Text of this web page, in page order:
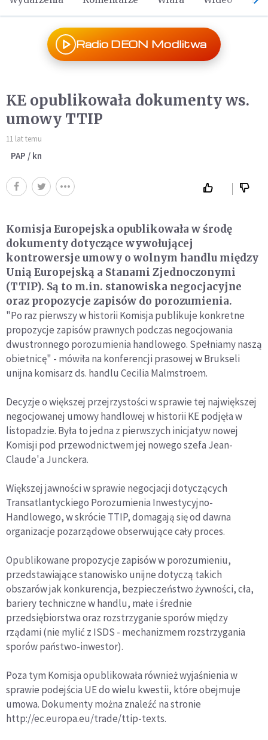
Radio DEON Modlitwa
KE opublikowała dokumenty ws.
umowy TTIP
11 lat temu
PAP / kn
Komisja Europejska opublikowała w środę
dokumenty dotyczące wywołującej
kontrowersje umowy o wolnym handlu między
Unią Europejską a Stanami Zjednoczonymi
(TTIP). Są to m.in. stanowiska negocjacyjne
oraz propozycje zapisów do porozumienia.
"Po raz pierwszy w historii Komisja publikuje konkretne
propozycje zapisów prawnych podczas negocjowania
dwustronnego porozumienia handlowego. Spełniamy naszą
obietnicę" - mówiła na konferencji prasowej w Brukseli
unijna komisarz ds. handlu Cecilia Malmstroem.
Decyzje o większej przejrzystości w sprawie tej największej
negocjowanej umowy handlowej w historii KE podjęła w
listopadzie. Była to jedna z pierwszych inicjatyw nowej
Komisji pod przewodnictwem jej nowego szefa Jean-
Claude'a Junckera.
Większej jawności w sprawie negocjacji dotyczących
Transatlantyckiego Porozumienia Inwestycyjno-
Handlowego, w skrócie TTIP, domagają się od dawna
organizacje pozarządowe obserwujące cały proces.
Opublikowane propozycje zapisów w porozumieniu,
przedstawiające stanowisko unijne dotyczą takich
obszarów jak konkurencja, bezpieczeństwo żywności, cła,
bariery techniczne w handlu, małe i średnie
przedsiębiorstwa oraz rozstrzyganie sporów między
rządami (nie mylić z ISDS - mechanizmem rozstrzygania
sporów państwo-inwestor).
Poza tym Komisja opublikowała również wyjaśnienia w
sprawie podejścia UE do wielu kwestii, które obejmuje
umowa. Dokumenty można znaleźć na stronie
http://ec.europa.eu/trade/ttip-texts.